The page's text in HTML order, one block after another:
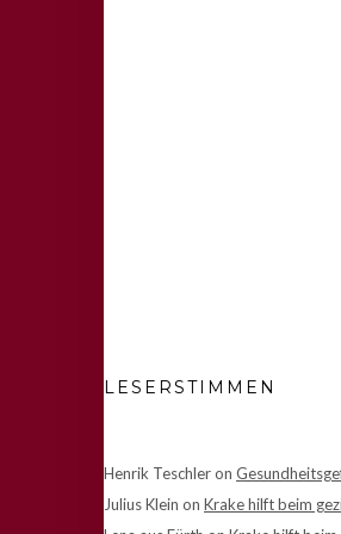
LESERSTIMMEN
Henrik Teschleron
Julius Klein on Krake hilft beim